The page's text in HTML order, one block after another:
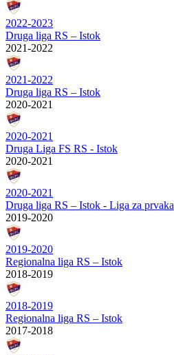
2022-2023
Druga liga RS – Istok
2021-2022
2021-2022
Druga liga RS – Istok
2020-2021
2020-2021
Druga Liga FS RS - Istok
2020-2021
2020-2021
Druga liga RS – Istok - Liga za prvaka
2019-2020
2019-2020
Regionalna liga RS – Istok
2018-2019
2018-2019
Regionalna liga RS – Istok
2017-2018